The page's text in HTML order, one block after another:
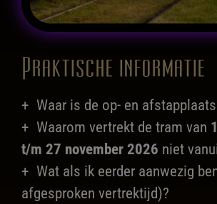
Praktische informatie
Waar is de op- en
Waarom vertrekt de tram van
t/m 27 november 2026 niet
Wat als ik eerder aanwezig
afgesproken vertrektijd)?